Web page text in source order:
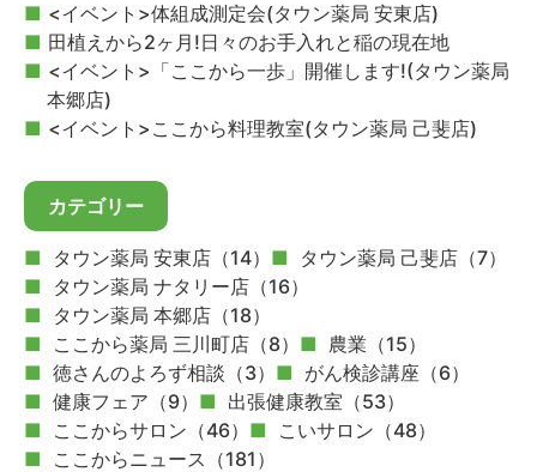
<イベント>体組成測定会(タウン薬局 安東店)
田植えから2ヶ月!日々のお手入れと稲の現在地
<イベント>「ここから一歩」開催します!(タウン薬局
本郷店)
<イベント>ここから料理教室(タウン薬局 己斐店)
カテゴリー
タウン薬局 安東店（14）
タウン薬局 己斐店（7）
タウン薬局 ナタリー店（16）
タウン薬局 本郷店（18）
ここから薬局 三川町店（8）
農業（15）
徳さんのよろず相談（3）
がん検診講座（6）
健康フェア（9）
出張健康教室（53）
ここからサロン（46）
こいサロン（48）
ここからニュース（181）